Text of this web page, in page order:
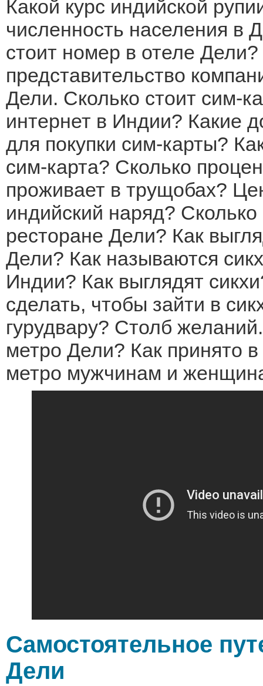
Какой курс индийской
численность населения в
стоит номер в отеле
представительство
Дели. Сколько стоит сим-
интернет в Индии? Какие
для покупки сим-карты?
сим-карта? Сколько
проживает в трущобах?
индийский наряд?
ресторане Дели? Как
Дели? Как называются
Индии? Как выглядят
сделать, чтобы зайти в
гурудвару? Столб
метро Дели? Как принято
метро мужчинам и
Самостоятельное
Дели